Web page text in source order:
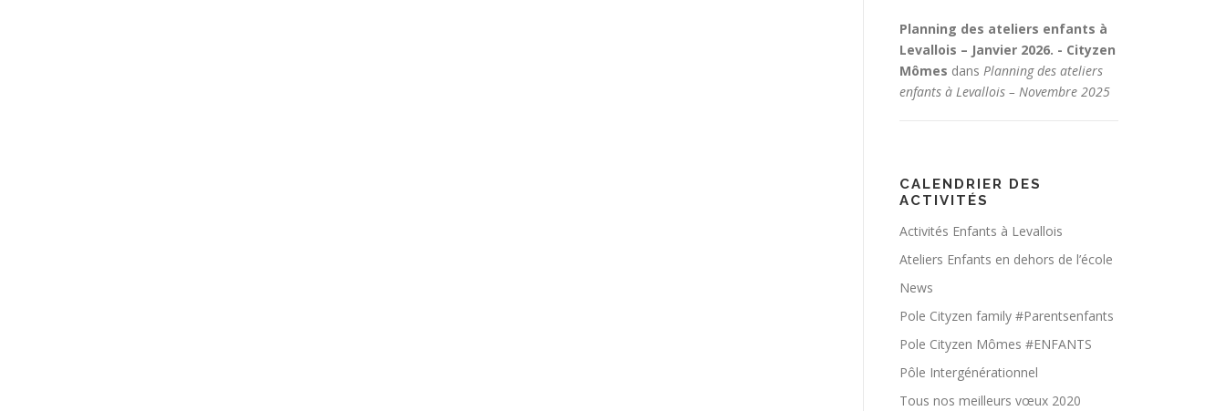
Planning des ateliers enfants à
Levallois – Janvier 2026. - Cityzen
Mômes dans Planning des ateliers
enfants à Levallois – Novembre 2025
CALENDRIER DES
ACTIVITÉS
Activités Enfants à Levallois
Ateliers Enfants en dehors de l’école
News
Pole Cityzen family #Parentsenfants
Pole Cityzen Mômes #ENFANTS
Pôle Intergénérationnel
Tous nos meilleurs vœux 2020